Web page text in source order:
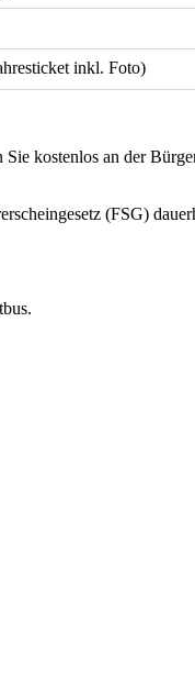
inkl. Foto)
Sie kostenlos an der
(FSG)